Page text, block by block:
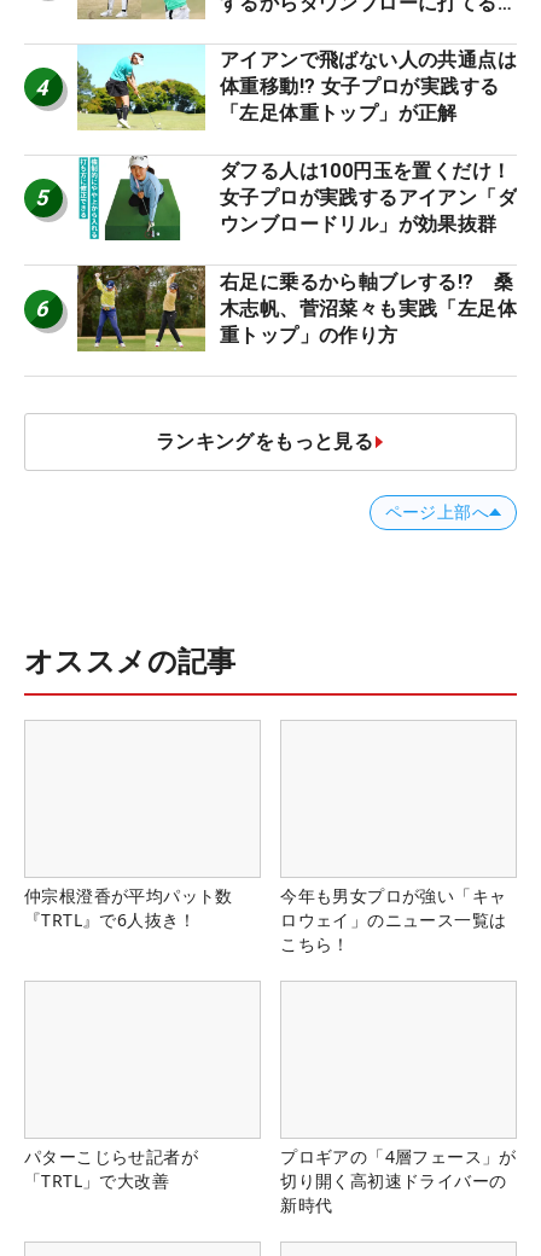
4
アイアンで飛ばない人の共通点は
体重移動!? 女子プロが実践する
「左足体重トップ」が正解
5
ダフる人は100円玉を置くだけ！
女子プロが実践するアイアン「ダ
ウンブロードリル」が効果抜群
6
右足に乗るから軸ブレする!? 桑
木志帆、菅沼菜々も実践「左足体
重トップ」の作り方
ランキングをもっと見る
ページ上部へ
オススメの記事
仲宗根澄香が平均パット数
『TRTL』で6人抜き！
今年も男女プロが強い「キャ
ロウェイ」のニュース一覧は
こちら！
パターこじらせ記者が
「TRTL」で大改善
プロギアの「4層フェース」が
切り開く高初速ドライバーの
新時代